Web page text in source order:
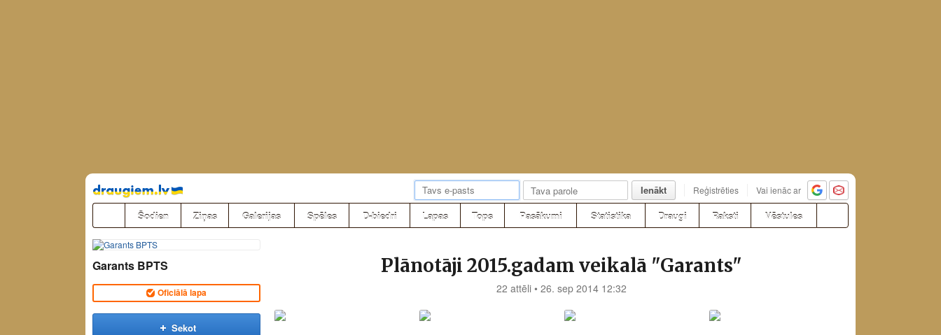
Pāriet
uz
saturu
Ienākt Reģistrēties Vai ienāc ar
Šodien Ziņas Galerijas Spēles D-biedri Lapas Tops Pasākumi Statistika Draugi Raksti Vēstules
Garants BPTS
Oficiālā lapa
Sekot
Plānotāji 2015.gadam veikalā "Garants"
22 attēli • 26. sep 2014 12:32